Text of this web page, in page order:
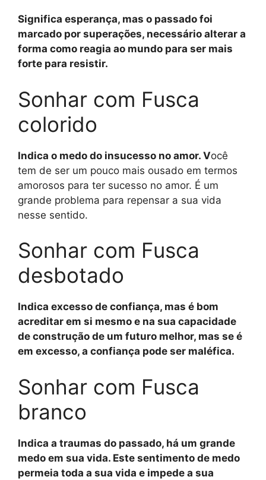
Significa esperança, mas o passado foi
marcado por superações, necessário alterar a
forma como reagia ao mundo para ser mais
forte para resistir.
Sonhar com Fusca
colorido
Indica o medo do insucesso no amor. Você
tem de ser um pouco mais ousado em termos
amorosos para ter sucesso no amor. É um
grande problema para repensar a sua vida
nesse sentido.
Sonhar com Fusca
desbotado
Indica excesso de confiança, mas é bom
acreditar em si mesmo e na sua capacidade
de construção de um futuro melhor, mas se é
em excesso, a confiança pode ser maléfica.
Sonhar com Fusca
branco
Indica a traumas do passado, há um grande
medo em sua vida. Este sentimento de medo
permeia toda a sua vida e impede a sua